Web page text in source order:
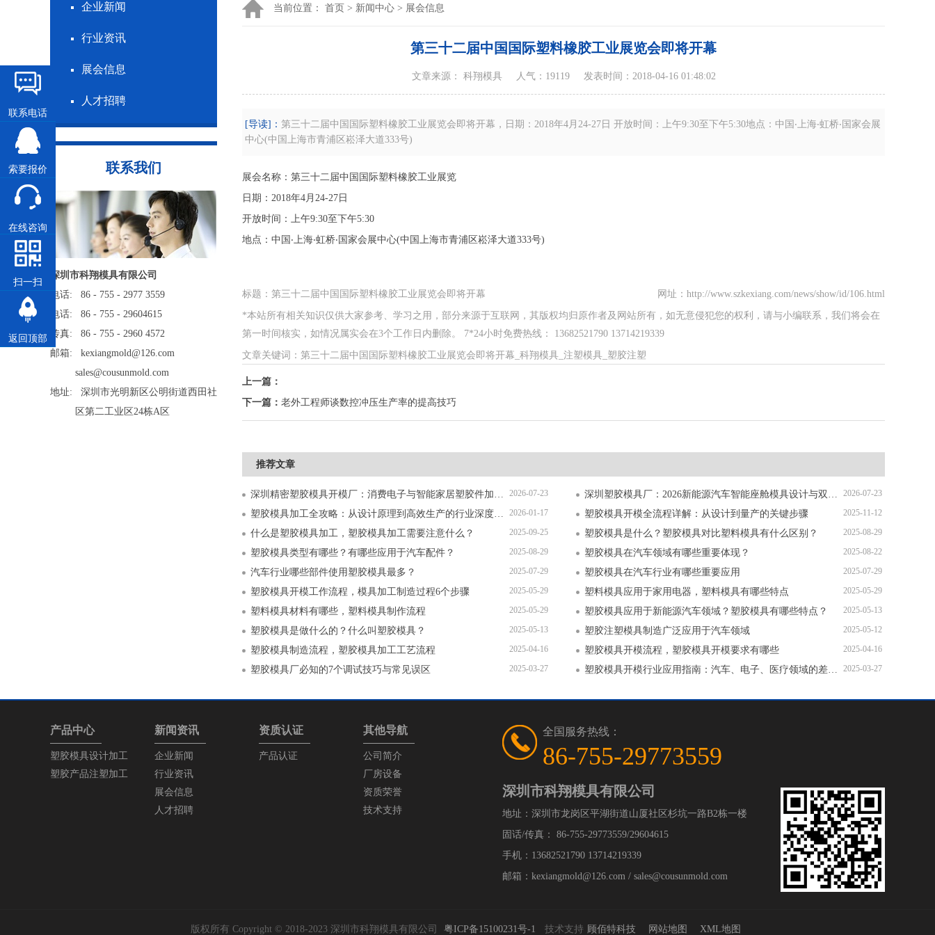
企业新闻
行业资讯
展会信息
人才招聘
联系我们
深圳市科翔模具有限公司
电话: 86 - 755 - 2977 3559
电话: 86 - 755 - 29604615
传真: 86 - 755 - 2960 4572
邮箱: kexiangmold@126.com
sales@cousunmold.com
地址: 深圳市光明新区公明街道西田社
区第二工业区24栋A区
当前位置： 首页 > 新闻中心 > 展会信息
第三十二届中国国际塑料橡胶工业展览会即将开幕
文章来源： 科翔模具 人气：19119 发表时间：2018-04-16 01:48:02
[导读]： 第三十二届中国国际塑料橡胶工业展览会即将开幕，日期：2018年4月24-27日 开放时间：上午9:30至下午5:30地点：中国‧上海‧虹桥‧国家会展
中心(中国上海市青浦区崧泽大道333号)
展会名称：第三十二届中国国际塑料橡胶工业展览
日期：2018年4月24-27日
开放时间：上午9:30至下午5:30
地点：中国‧上海‧虹桥‧国家会展中心(中国上海市青浦区崧泽大道333号)
标题：第三十二届中国国际塑料橡胶工业展览会即将开幕 网址：http://www.szkexiang.com/news/show/id/106.html
*本站所有相关知识仅供大家参考、学习之用，部分来源于互联网，其版权均归原作者及网站所有，如无意侵犯您的权利，请与小编联系，我们将会在
第一时间核实，如情况属实会在3个工作日内删除。 7*24小时免费热线： 13682521790 13714219339
文章关键词：第三十二届中国国际塑料橡胶工业展览会即将开幕_科翔模具_注塑模具_塑胶注塑
上一篇：
下一篇： 老外工程师谈数控冲压生产率的提高技巧
推荐文章
2026-07-23
深圳精密塑胶模具开模厂：消费电子与智能家居塑胶件加工全解析 2026-07-23
深圳塑胶模具厂：2026新能源汽车智能座舱模具设计与双色注塑加工解析
2026-01-17
塑胶模具加工全攻略：从设计原理到高效生产的行业深度指南 2025-11-12
塑胶模具开模全流程详解：从设计到量产的关键步骤
2025-09-25
什么是塑胶模具加工，塑胶模具加工需要注意什么？ 2025-08-29
塑胶模具是什么？塑胶模具对比塑料模具有什么区别？
2025-08-29
塑胶模具类型有哪些？有哪些应用于汽车配件？ 2025-08-22
塑胶模具在汽车领域有哪些重要体现？
2025-07-29
汽车行业哪些部件使用塑胶模具最多？ 2025-07-29
塑胶模具在汽车行业有哪些重要应用
2025-05-29
塑胶模具开模工作流程，模具加工制造过程6个步骤 2025-05-29
塑料模具应用于家用电器，塑料模具有哪些特点
2025-05-29
塑料模具材料有哪些，塑料模具制作流程 2025-05-13
塑胶模具应用于新能源汽车领域？塑胶模具有哪些特点？
2025-05-13
塑胶模具是做什么的？什么叫塑胶模具？ 2025-05-12
塑胶注塑模具制造广泛应用于汽车领域
2025-04-16
塑胶模具制造流程，塑胶模具加工工艺流程 2025-04-16
塑胶模具开模流程，塑胶模具开模要求有哪些
2025-03-27
塑胶模具厂必知的7个调试技巧与常见误区 2025-03-27
塑胶模具开模行业应用指南：汽车、电子、医疗领域的差异化流程
产品中心
塑胶模具设计加工
塑胶产品注塑加工
新闻资讯
企业新闻
行业资讯
展会信息
人才招聘
资质认证
产品认证
其他导航
公司简介
厂房设备
资质荣誉
技术支持
全国服务热线：
86-755-29773559
深圳市科翔模具有限公司
地址：深圳市龙岗区平湖街道山厦社区杉坑一路B2栋一楼
固话/传真： 86-755-29773559/29604615
手机：13682521790 13714219339
邮箱：kexiangmold@126.com / sales@cousunmold.com
版权所有 Copyright © 2018-2023 深圳市科翔模具有限公司 粤ICP备15100231号-1 技术支持 顾佰特科技 网站地图 XML地图
联系电话
索要报价
在线咨询
扫一扫
返回顶部